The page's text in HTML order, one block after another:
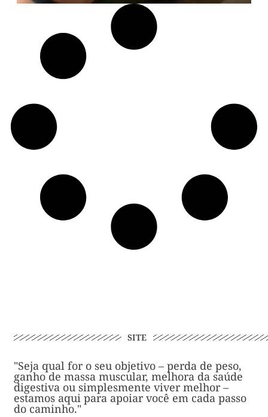
SITE
"Seja qual for o seu objetivo – perda de peso,
ganho de massa muscular, melhora da saúde
digestiva ou simplesmente viver melhor –
estamos aqui para apoiar você em cada passo
do caminho."